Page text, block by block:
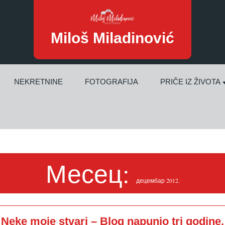
Miloš Miladinović
NEKRETNINE FOTOGRAFIJA PRIČE IZ ŽIVOTA
Месец: децембар 2012.
Neke moje stvari – Blog napunio tri godine.